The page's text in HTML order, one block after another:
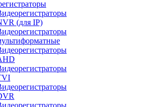
(для IP)